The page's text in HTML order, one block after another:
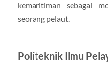
kemaritiman sebagai
seorang pelaut.
Politeknik Ilmu